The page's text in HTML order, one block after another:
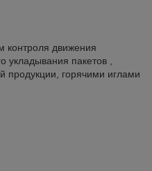
контроля движения
укладывания пакетов ,
продукции, горячими иглами